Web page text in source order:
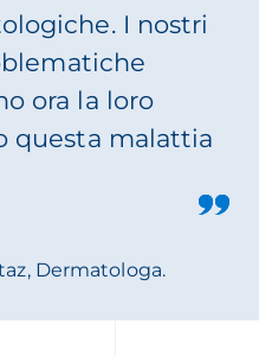
propria vitaI nostri
ora la loro
questa malattia
Dermatologa.